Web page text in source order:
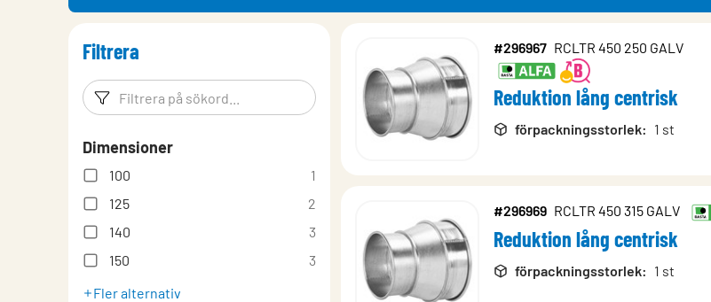
Filtrera
Filtreringsord Filtrera produkter
Dimensioner
100
1
125
2
140
3
150
3
Fler alternativ
#296967 RCLTR 450 250 GALV
Reduktion lång centrisk
förpackningsstorlek: 1 st
#296969 RCLTR 450 315 GALV
Reduktion lång centrisk
förpackningsstorlek: 1 st